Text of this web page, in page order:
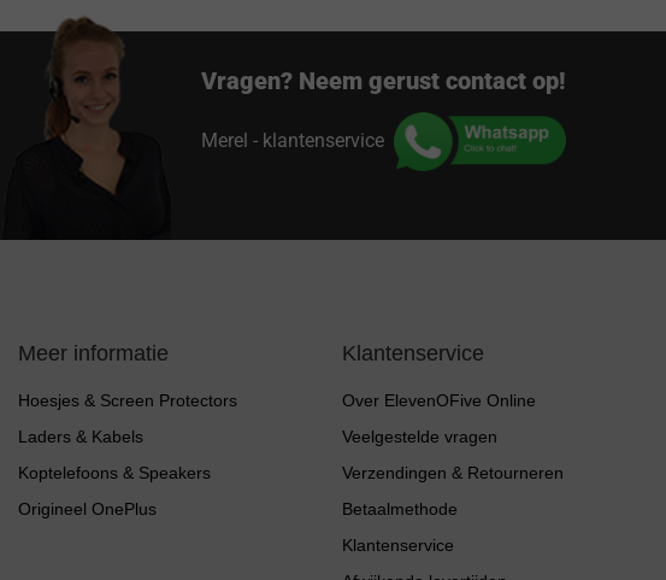
Vragen? Neem gerust contact op!
Merel - klantenservice
Meer informatie
Hoesjes & Screen Protectors
Laders & Kabels
Koptelefoons & Speakers
Origineel OnePlus
Klantenservice
Over ElevenOFive Online
Veelgestelde vragen
Verzendingen & Retourneren
Betaalmethode
Klantenservice